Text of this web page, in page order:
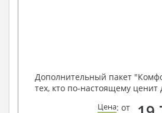
Дополнительный пакет
тех, кто по-настоящему
Цена: от